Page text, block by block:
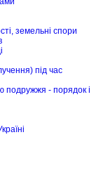
земельні спори
під час
подружжя - порядок і